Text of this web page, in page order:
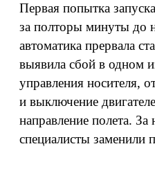
Первая попытка запуска
за полторы минуты до
автоматика прервала
выявила сбой в одном
управления носителя,
и выключение
направление полета. За
специалисты заменили